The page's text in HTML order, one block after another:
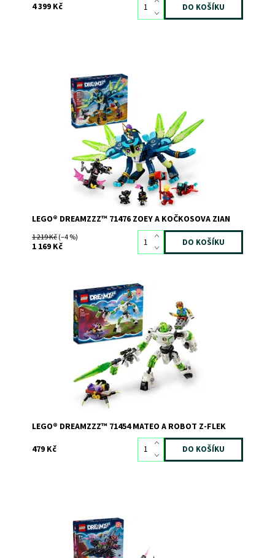
4 399 Kč
Inspirujte malé snílky figurkou kočky
Dostupnost:
Skladem>3
11400
LEGO
LEGO® DREAMZZZ™ 71476 ZOEY A KOČKOSOVA ZIAN
1 219 Kč(–4 %)
1 169 Kč
Zábavná stavebnice podle televizního seriálu LEGO®
DREAMZzz™
Dostupnost:
Skladem>3
11508
LEGO® DREAMZZZ™ 71454 MATEO A ROBOT Z-FLEK
479 Kč
Vydejte se na dobrodružství ve Světě snů s parádním